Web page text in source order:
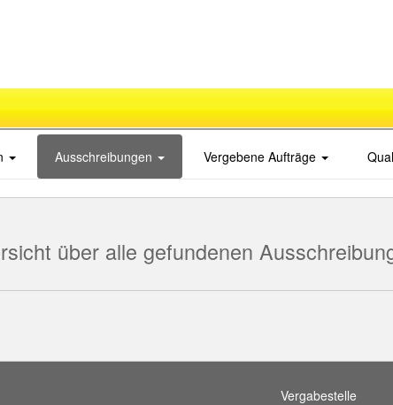
Ausschreibungen Vergebene Aufträge
über alle gefundenen
Vergabestelle